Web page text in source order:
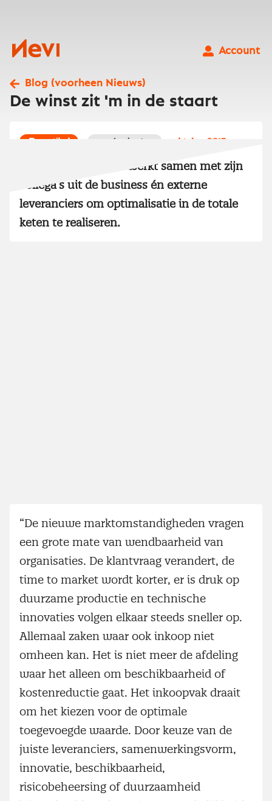
Nevi
Account
Blog (voorheen Nieuws)
De winst zit 'm in de staart
artikel 4 minuten oktober 2017
De ‘nieuwe inkoper’ werkt samen met zijn
collega’s uit de business én externe
leveranciers om optimalisatie in de totale
keten te realiseren.
“De nieuwe marktomstandigheden vragen
een grote mate van wendbaarheid van
organisaties. De klantvraag verandert, de
time to market wordt korter, er is druk op
duurzame productie en technische
innovaties volgen elkaar steeds sneller op.
Allemaal zaken waar ook inkoop niet
omheen kan. Het is niet meer de afdeling
waar het alleen om beschikbaarheid of
kostenreductie gaat. Het inkoopvak draait
om het kiezen voor de optimale
toegevoegde waarde. Door keuze van de
juiste leveranciers, samenwerkingsvorm,
innovatie, beschikbaarheid,
risicobeheersing of duurzaamheid